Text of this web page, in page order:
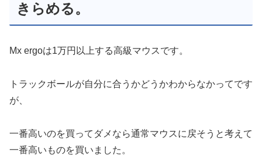
きらめる。
Mx ergoは1万円以上する高級マウスです。
トラックボールが自分に合うかどうかわからなかってです
が、
一番高いのを買ってダメなら通常マウスに戻そうと考えて
一番高いものを買いました。